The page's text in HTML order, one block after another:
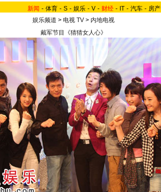
新闻 - 体育 - S - 娱乐 - V - 财经 - IT - 汽车 - 房产
娱乐频道 > 电视 TV > 内地电视
戴军节目《猜猜女人心》